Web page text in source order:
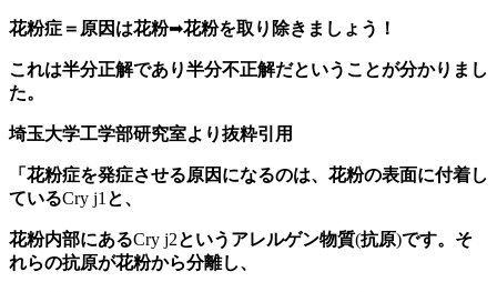
花粉症＝原因は花粉➡︎花粉を取り除きましょう！
これは半分正解であり半分不正解だということが分かりまし
た。
︎埼玉大学工学部研究室より抜粋引用
「花粉症を発症させる原因になるのは、花粉の表面に付着し
ているCry j1 と、
花粉内部にあるCry j2というアレルゲン物質(抗原)です。そ
れらの抗原が花粉から分離し、